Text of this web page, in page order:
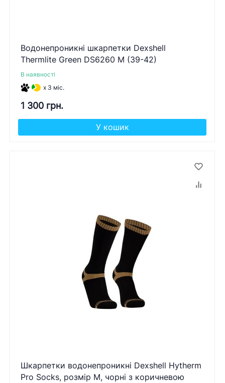
Водонепроникні шкарпетки Dexshell
Thermlite Green DS6260 M (39-42)
В наявності
x 3 міс.
1 300 грн.
У кошик
Шкарпетки водонепроникні Dexshell Hytherm
Pro Socks, розмір М, чорні з коричневою